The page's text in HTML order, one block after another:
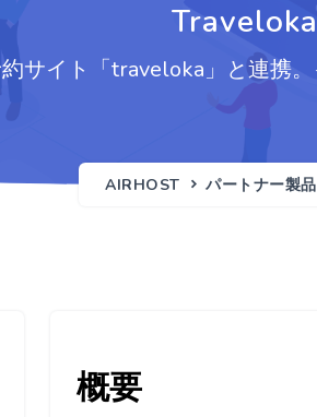
Traveloka
サイト「traveloka」と連携。
AIRHOST パートナー製
概要